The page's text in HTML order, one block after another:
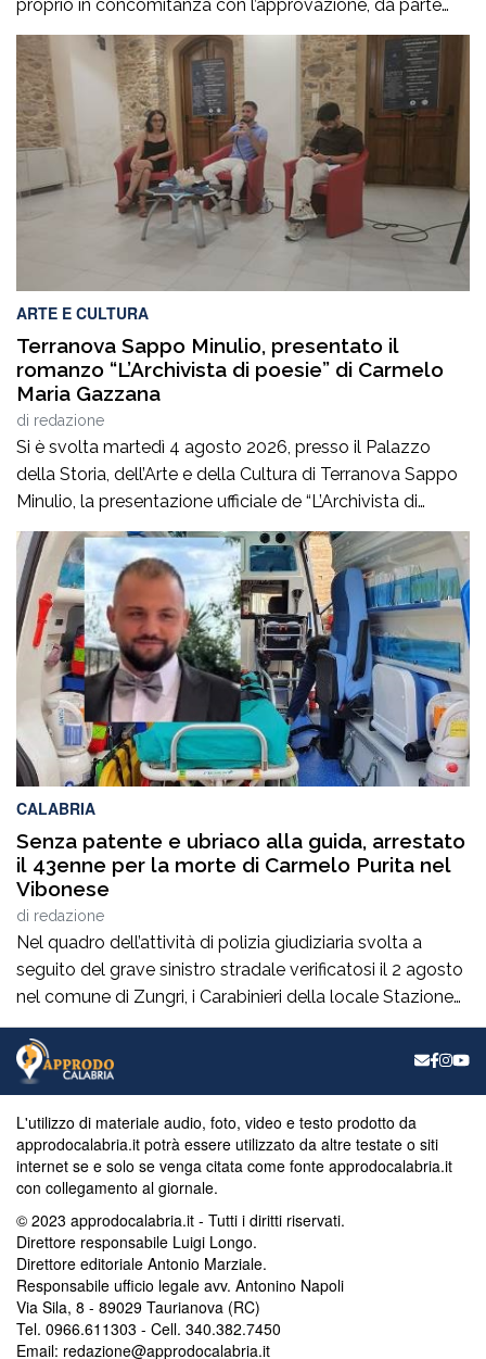
proprio in concomitanza con l’approvazione, da parte
del Consiglio dei ministri, del nuovo Programma
operativo della sanità calabrese per il triennio 2026-
2028. È l’ennesima denuncia del personale della sanità,
che attesta una crisi gravissima del settore, purtroppo
negata dai […]
ARTE E CULTURA
Terranova Sappo Minulio, presentato il
romanzo “L’Archivista di poesie” di Carmelo
Maria Gazzana
di redazione
Si è svolta martedì 4 agosto 2026, presso il Palazzo
della Storia, dell’Arte e della Cultura di Terranova Sappo
Minulio, la presentazione ufficiale de “L’Archivista di
poesie”, secondo romanzo del giovane scrittore Carmelo
Maria Gazzana.La serata ha rappresentato un
importante momento d’incontro tra letteratura, arte e
territorio, offrendo al pubblico l’opportunità di conoscere
più da […]
CALABRIA
Senza patente e ubriaco alla guida, arrestato
il 43enne per la morte di Carmelo Purita nel
Vibonese
di redazione
Nel quadro dell’attività di polizia giudiziaria svolta a
seguito del grave sinistro stradale verificatosi il 2 agosto
nel comune di Zungri, i Carabinieri della locale Stazione
hanno tratto in arresto, nella quasi flagranza di reato, un
43enne di nazionalità rumena, residente a Zungri. L’uomo
è ritenuto, allo stato degli accertamenti, responsabile del
L'utilizzo di materiale audio, foto, video e testo prodotto da
approdocalabria.it potrà essere utilizzato da altre testate o siti
internet se e solo se venga citata come fonte approdocalabria.it
con collegamento al giornale.
© 2023 approdocalabria.it - Tutti i diritti riservati.
Direttore responsabile Luigi Longo.
Direttore editoriale Antonio Marziale.
Responsabile ufficio legale avv. Antonino Napoli
Via Sila, 8 - 89029 Taurianova (RC)
Tel. 0966.611303 - Cell. 340.382.7450
Email: redazione@approdocalabria.it